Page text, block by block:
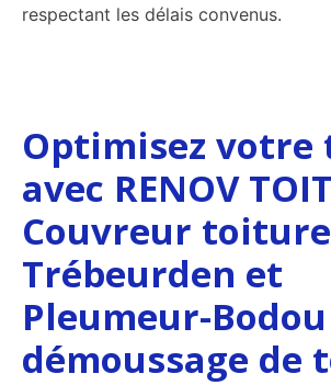
respectant les délais convenus.
Optimisez
avec RENOV
Couvreur
Trébeurden et
Pleumeur-
démoussage de